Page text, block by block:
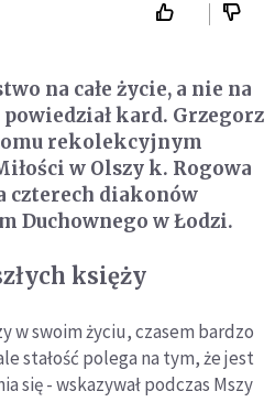
na całe życie, a nie na
kard. Grzegorz
rekolekcyjnym
w Olszy k. Rogowa
diakonów
Duchownego w Łodzi.
księży
w swoim życiu, czasem bardzo
stałość polega na tym, że jest
się - wskazywał podczas Mszy